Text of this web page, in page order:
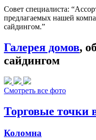
Совет специалиста:
предлагаемых нашей
сайдингом.”
Галерея домов,
сайдингом
Смотреть все фото
Торговые точки
Коломна